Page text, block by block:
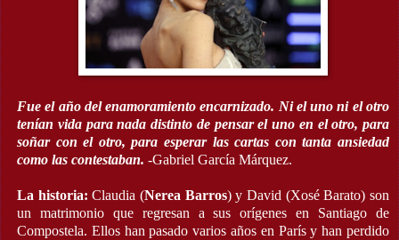
Fue el año del enamoramiento encarnizado. Ni el uno ni el otro
tenían vida para nada distinto de pensar el uno en el otro, para
soñar con el otro, para esperar las cartas con tanta ansiedad
como las contestaban. -Gabriel García Márquez.
La historia: Claudia (Nerea Barros) y David (Xosé Barato) son
un matrimonio que regresan a sus orígenes en Santiago de
Compostela. Ellos han pasado varios años en París y han perdido